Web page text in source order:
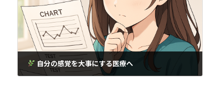
自分の感覚を大事にする医療へ